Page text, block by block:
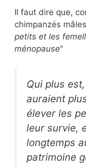
Il faut dire que,
chimpanzés
petits et les
ménopause"
Qui plus
auraient
élever les
leur survie,
longtemps
patrimoine